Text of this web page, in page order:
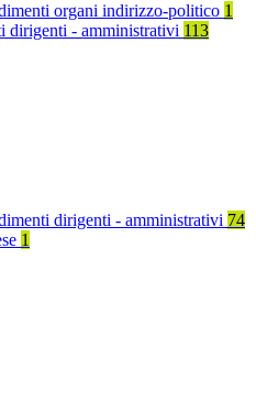
organi indirizzo-politico 1
dirigenti - amministrativi 113
dirigenti - amministrativi 74
1